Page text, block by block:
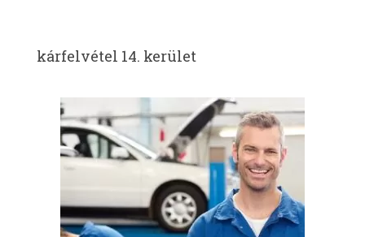
kárfelvétel 14. kerület